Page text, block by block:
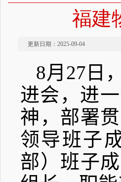
福建
更新日期：2025-09-04
8月 27 日
进会，进
神，部署
领导班子
部）班子